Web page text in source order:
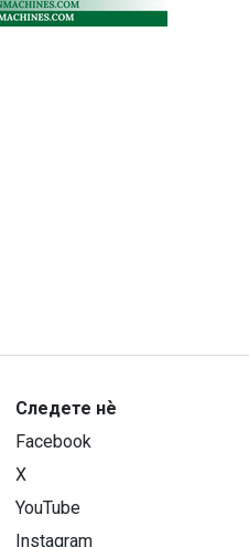
Следете нѐ
Facebook
X
YouTube
Instagram